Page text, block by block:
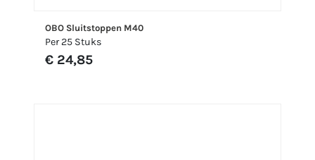
OBO Sluitstoppen M40
Per 25 Stuks
€ 24,85